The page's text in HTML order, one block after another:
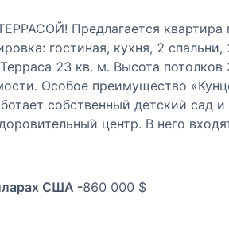
Предлагается квартира
гостиная, кухня, 2
23 кв. м. Высота
Особое преимущество
собственный детский сад
центр. В него
отделение банка
ресторан, прачечная-
США -860 000 $